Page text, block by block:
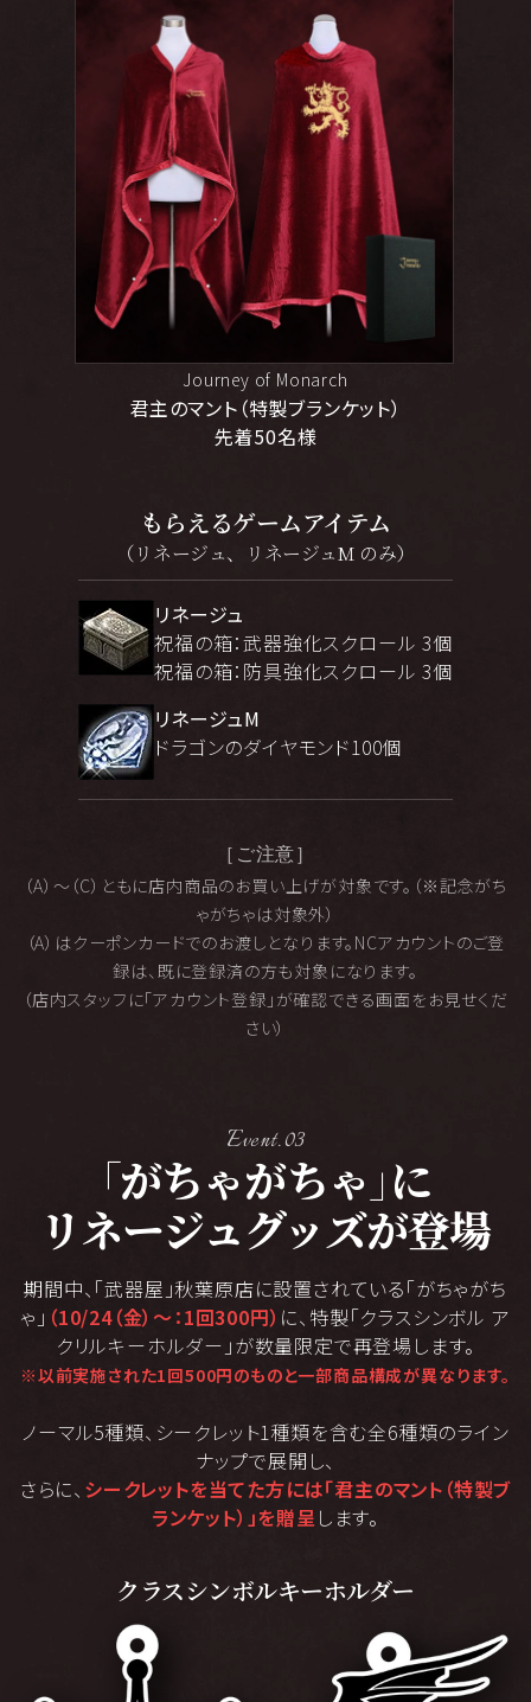
Journey of Monarch
君主のマント（特製ブランケット）
先着50名様
もらえるゲームアイテム
（リネージュ、リネージュM のみ）
リネージュ
祝福の箱：武器強化スクロール 3個
祝福の箱：防具強化スクロール 3個
リネージュM
ドラゴンのダイヤモンド100個
［ご注意］
（A）～（C）ともに店内商品のお買い上げが対象です。（※記念がち
ゃがちゃは対象外）
（A）はクーポンカードでのお渡しとなります。NCアカウントのご登
録は、既に登録済の方も対象になります。
（店内スタッフに「アカウント登録」が確認できる画面をお見せくだ
さい）
Event.03
「がちゃがちゃ 」に
リネージュグッズが登場
期間中、「武器屋」秋葉原店に設置されている「がちゃがち
ゃ」 （10/24（金）～：1回300円） に、 特製「クラスシンボル ア
クリルキーホルダー」が数量限定で再登場します。
※以前実施された1回500円のものと一部商品構成が異なります。
ノーマル5種類、シークレット1種類を含む全6種類のライン
ナップで展開し、
さらに、 シークレットを当てた方には「君主のマント（特製ブ
ランケット）」を贈呈します。
クラスシンボルキーホルダー